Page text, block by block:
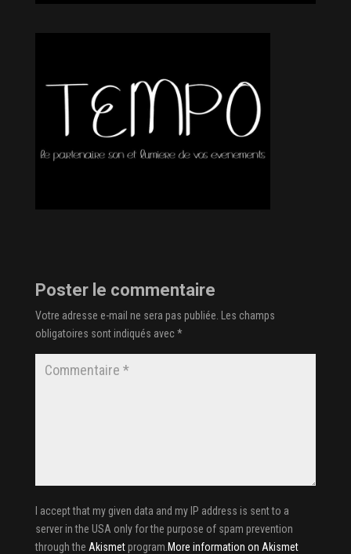
Poster le commentaire
Votre adresse e-mail ne sera pas publiée.
Les champs
obligatoires sont indiqués avec*
I accept that my given data and my IP address is sent to a
server in the USA only for the purpose of spam prevention
through the Akismetprogram. More information on Akismet